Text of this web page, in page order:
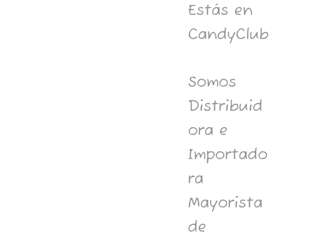
Estás en
CandyClub
Somos
Distribuid
ora e
Importado
ra
Mayorista
de